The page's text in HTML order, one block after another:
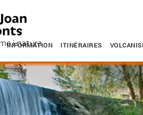
INFORMATION ITINÉRAIRES